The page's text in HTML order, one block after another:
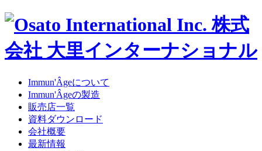
Immun'Âgeについて
Immun'Âgeの製造
販売店一覧
資料ダウンロード
会社概要
最新情報